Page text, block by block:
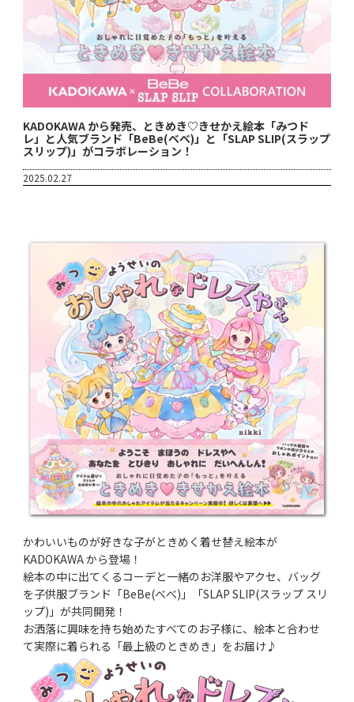
KADOKAWA から発売、ときめき♡きせかえ絵本「みつド
レ」と人気ブランド「BeBe(べべ)」と「SLAP SLIP(スラップ
スリップ)」がコラボレーション！
2025.02.27
かわいいものが好きな子がときめく着せ替え絵本が
KADOKAWA から登場！
絵本の中に出てくるコーデと一緒のお洋服やアクセ、バッグ
を子供服ブランド「BeBe(べべ)」「SLAP SLIP(スラップ スリ
ップ)」が共同開発！
お洒落に興味を持ち始めたすべてのお子様に、絵本と合わせ
て実際に着られる「最上級のときめき」をお届け♪